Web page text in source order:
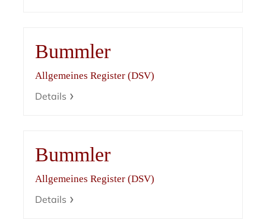
Bummler
Allgemeines Register (DSV)
Details
Bummler
Allgemeines Register (DSV)
Details